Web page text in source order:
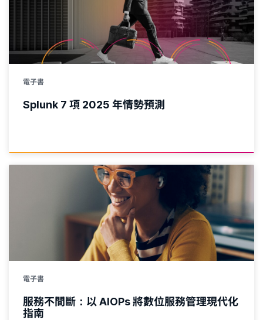
電子書
Splunk 7 項 2025 年情勢預測
電子書
服務不間斷：以 AIOPs 將數位服務管理現代化
指南